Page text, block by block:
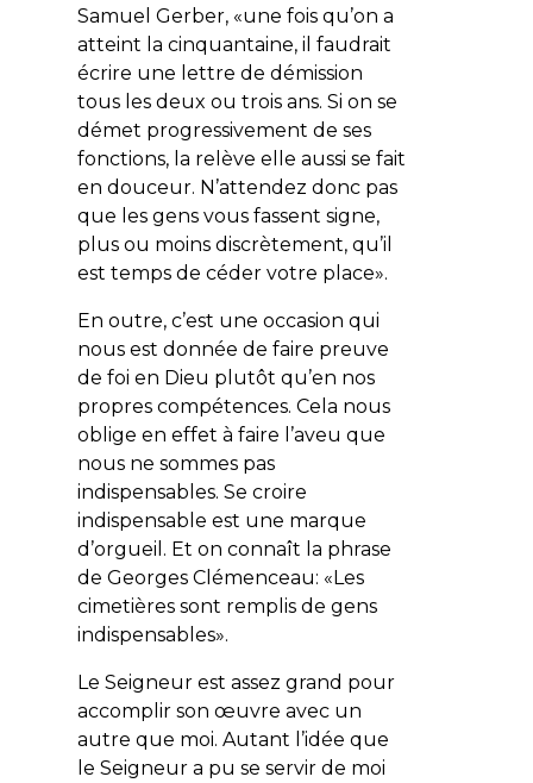
Samuel Gerber, «une fois qu’on a
atteint la cinquantaine, il faudrait
écrire une lettre de démission
tous les deux ou trois ans. Si on se
démet progressivement de ses
fonctions, la relève elle aussi se fait
en douceur. N’attendez donc pas
que les gens vous fassent signe,
plus ou moins discrètement, qu’il
est temps de céder votre place».
En outre, c’est une occasion qui
nous est donnée de faire preuve
de foi en Dieu plutôt qu’en nos
propres compétences. Cela nous
oblige en effet à faire l’aveu que
nous ne sommes pas
indispensables. Se croire
indispensable est une marque
d’orgueil. Et on connaît la phrase
de Georges Clémenceau: «Les
cimetières sont remplis de gens
indispensables».
Le Seigneur est assez grand pour
accomplir son œuvre avec un
autre que moi. Autant l’idée que
le Seigneur a pu se servir de moi